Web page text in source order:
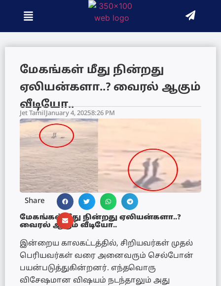
மேகங்கள் மீது நின்றது
ஏலியன்களா..? வைரல் ஆகும்
வீடியோ..
Jet Tamil January 4, 20258:26 PM
Share
மேகங்கள் மீது நின்றது ஏலியன்களா..?
வைரல் ஆகும் வீடியோ..
இன்றைய காலகட்டத்தில், சிறியவர்கள் முதல்
பெரியவர்கள் வரை அனைவரும் செல்போன்
பயன்படுத்துகின்றனர். எந்தவொரு
விசேஷமான விஷயம் நடந்தாலும் அது